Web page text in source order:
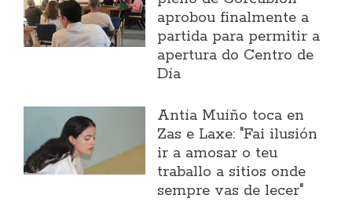
aprobou finalmente a
partida para permitir a
apertura do Centro de
Día
Antía Muíño toca en
Zas e Laxe: "Fai ilusión
ir a amosar o teu
traballo a sitios onde
sempre vas de lecer"